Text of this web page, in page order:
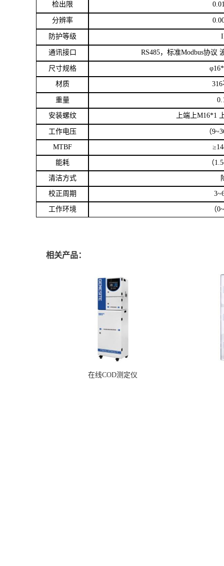
检出限
分辨率
防护等级
通讯接口 RS485，标准Modbus协议
尺寸规格 φ
材质 316
重量
安装螺纹 上端上M16*1
工作电压 （
MTBF ≥
能耗 （
清洁方式
校正周期
工作环境 （
相关产品：
在线COD测定仪